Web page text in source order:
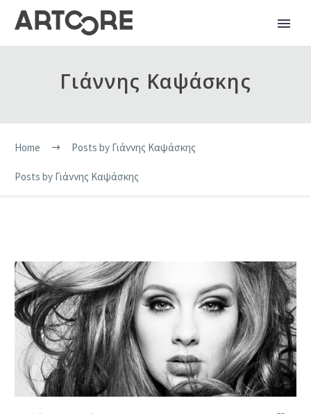
Γιάννης Καψάσκης
Home Posts by Γιάννης Καψάσκης
Posts by Γιάννης Καψάσκης